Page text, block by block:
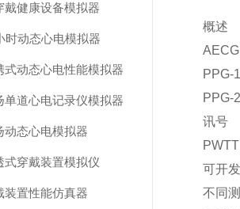
戴健康设备模拟器
时动态心电模拟器
式动态心电性能模拟器
单道心电记录仪模拟器
动态心电模拟器
式穿戴装置模拟仪
装置性能仿真器
概述
PPG-
PPG-
讯号
可开
不同